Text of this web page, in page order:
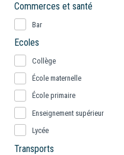
Commerces et santé
Bar
Ecoles
Collège
École maternelle
École primaire
Enseignement supérieur
Lycée
Transports